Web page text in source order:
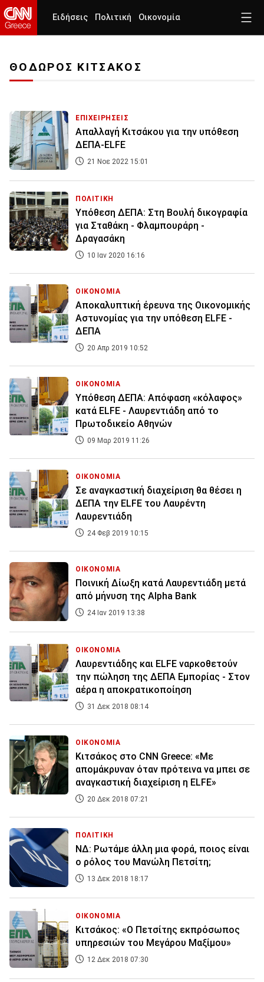
Ειδήσεις Πολιτική Οικονομία
ΘΟΔΩΡΟΣ ΚΙΤΣΑΚΟΣ
ΕΠΙΧΕΙΡΗΣΕΙΣ
Απαλλαγή Κιτσάκου για την υπόθεση
ΔΕΠΑ-ELFE
21 Νοε 2022 15:01
ΠΟΛΙΤΙΚΗ
Υπόθεση ΔΕΠΑ: Στη Βουλή δικογραφία
για Σταθάκη - Φλαμπουράρη -
Δραγασάκη
10 Ιαν 2020 16:16
ΟΙΚΟΝΟΜΙΑ
Αποκαλυπτική έρευνα της Οικονομικής
Αστυνομίας για την υπόθεση ELFE -
ΔΕΠΑ
20 Απρ 2019 10:52
ΟΙΚΟΝΟΜΙΑ
Υπόθεση ΔΕΠΑ: Απόφαση «κόλαφος»
κατά ELFE - Λαυρεντιάδη από το
Πρωτοδικείο Αθηνών
09 Μαρ 2019 11:26
ΟΙΚΟΝΟΜΙΑ
Σε αναγκαστική διαχείριση θα θέσει η
ΔΕΠΑ την ELFE του Λαυρέντη
Λαυρεντιάδη
24 Φεβ 2019 10:15
ΟΙΚΟΝΟΜΙΑ
Ποινική Δίωξη κατά Λαυρεντιάδη μετά
από μήνυση της Alpha Bank
24 Ιαν 2019 13:38
ΟΙΚΟΝΟΜΙΑ
Λαυρεντιάδης και ELFE ναρκοθετούν
την πώληση της ΔΕΠΑ Εμπορίας - Στον
αέρα η αποκρατικοποίηση
31 Δεκ 2018 08:14
ΟΙΚΟΝΟΜΙΑ
Κιτσάκος στο CNN Greece: «Με
απομάκρυναν όταν πρότεινα να μπει σε
αναγκαστική διαχείριση η ELFE»
20 Δεκ 2018 07:21
ΠΟΛΙΤΙΚΗ
ΝΔ: Ρωτάμε άλλη μια φορά, ποιος είναι
ο ρόλος του Μανώλη Πετσίτη;
13 Δεκ 2018 18:17
ΟΙΚΟΝΟΜΙΑ
Κιτσάκος: «Ο Πετσίτης εκπρόσωπος
υπηρεσιών του Μεγάρου Μαξίμου»
12 Δεκ 2018 07:30